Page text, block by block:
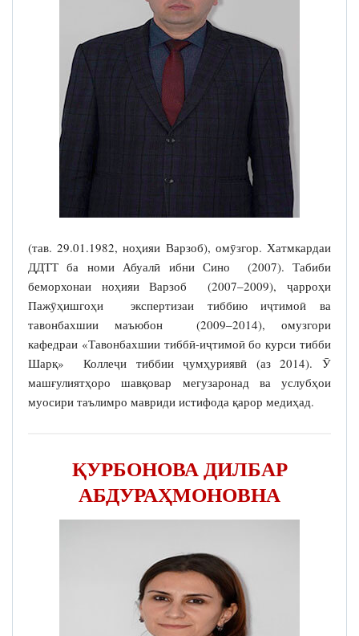
(тав. 29.01.1982, ноҳияи Варзоб), омӯзгор. Хатмкардаи
ДДТТ ба номи Абуалӣ ибни Сино (2007). Табиби
беморхонаи ноҳияи Варзоб (2007–2009), ҷарроҳи
Пажӯҳишгоҳи экспертизаи тиббию иҷтимоӣ ва
тавонбахшии маъюбон (2009–2014), омузгори
кафедраи «Тавонбахшии тиббӣ-иҷтимоӣ бо курси тибби
Шарқ» Коллеҷи тиббии ҷумҳуриявӣ (аз 2014). Ӯ
машғулиятҳоро шавқовар мегузаронад ва услубҳои
муосири таълимро мавриди истифода қарор медиҳад.
ҚУРБОНОВА ДИЛБАР
АБДУРАҲМОНОВНА